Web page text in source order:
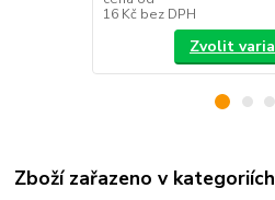
16 Kč bez DPH
Zvolit
Zboží zařazeno v kategoriích